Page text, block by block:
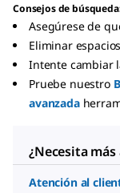
Consejos de
Asegúrese de
Eliminar
Intente cambiar
Pruebe nuestro
avanzada
¿Necesita más
Atención al